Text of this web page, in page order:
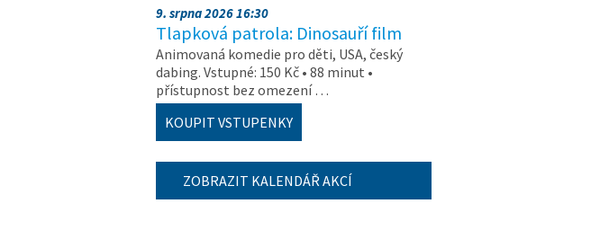
9. srpna 2026 16:30
Tlapková patrola: Dinosauří film
Animovaná komedie pro děti, USA, český
dabing. Vstupné: 150 Kč • 88 minut •
přístupnost bez omezení …
KOUPIT VSTUPENKY
ZOBRAZIT KALENDÁŘ AKCÍ